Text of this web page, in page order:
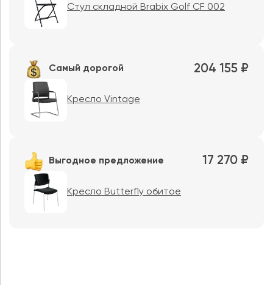
Стул складной Brabix Golf CF 002
Самый дорогой 204 155 ₽
Кресло Vintage
Выгодное предложение 17 270 ₽
Кресло Butterfly обитое